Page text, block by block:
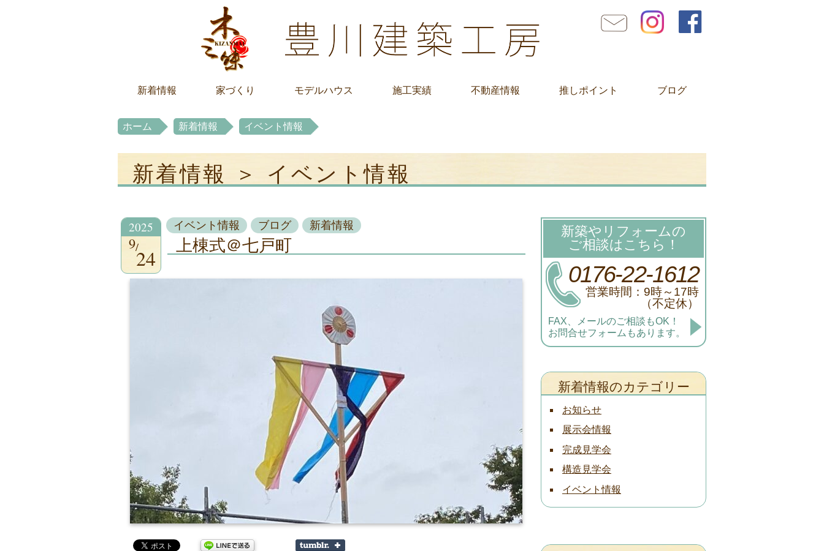
新着情報 家づくり モデルハウス 施工実績 不動産情報 推しポイント ブログ
ホーム 新着情報 イベント情報
新着情報 ＞ イベント情報
2025
9
24
イベント情報 ブログ 新着情報
上棟式＠七戸町
新築やリフォームの
ご相談はこちら！
0176-22-1612
営業時間：9時～17時
（不定休）
FAX、メールのご相談もOK！
お問合せフォームもあります。
新着情報のカテゴリー
お知らせ
展示会情報
完成見学会
構造見学会
イベント情報